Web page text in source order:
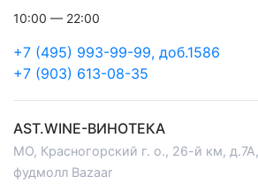
+7 (495) 993-99-99, доб.1586
+7 (903) 613-08-35
10:00 — 22:00
AST.WINE-ВИНОТЕКА
МО, Красногорский г. о., 26-й км,
фудмолл Bazaar